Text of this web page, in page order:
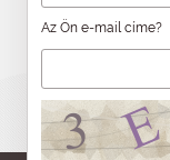
Az Ön e-mail címe?